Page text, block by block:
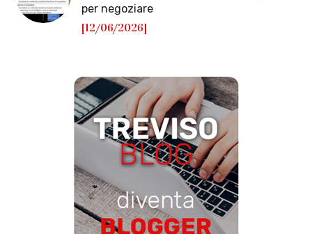
per negoziare
[12/06/2026]